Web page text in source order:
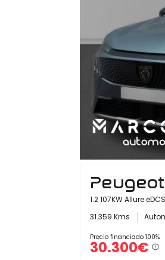
1.2 107KW Allure
31.359 Kms
Precio financiado 100%
30.300€